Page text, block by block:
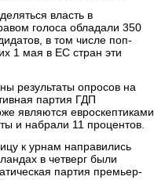
власть в
голоса обладали 350
в том числе поп-
1 мая в ЕС стран эти
результаты опросов на
партия ГДП
являются евроскептиками
и набрали 11 процентов.
к урнам направились
в четверг были
партия премьер-